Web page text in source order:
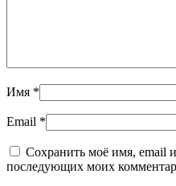
Имя *
Email *
Сохранить моё имя, email и
последующих моих